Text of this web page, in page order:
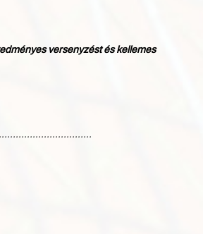
versenyzést és kellemes
: